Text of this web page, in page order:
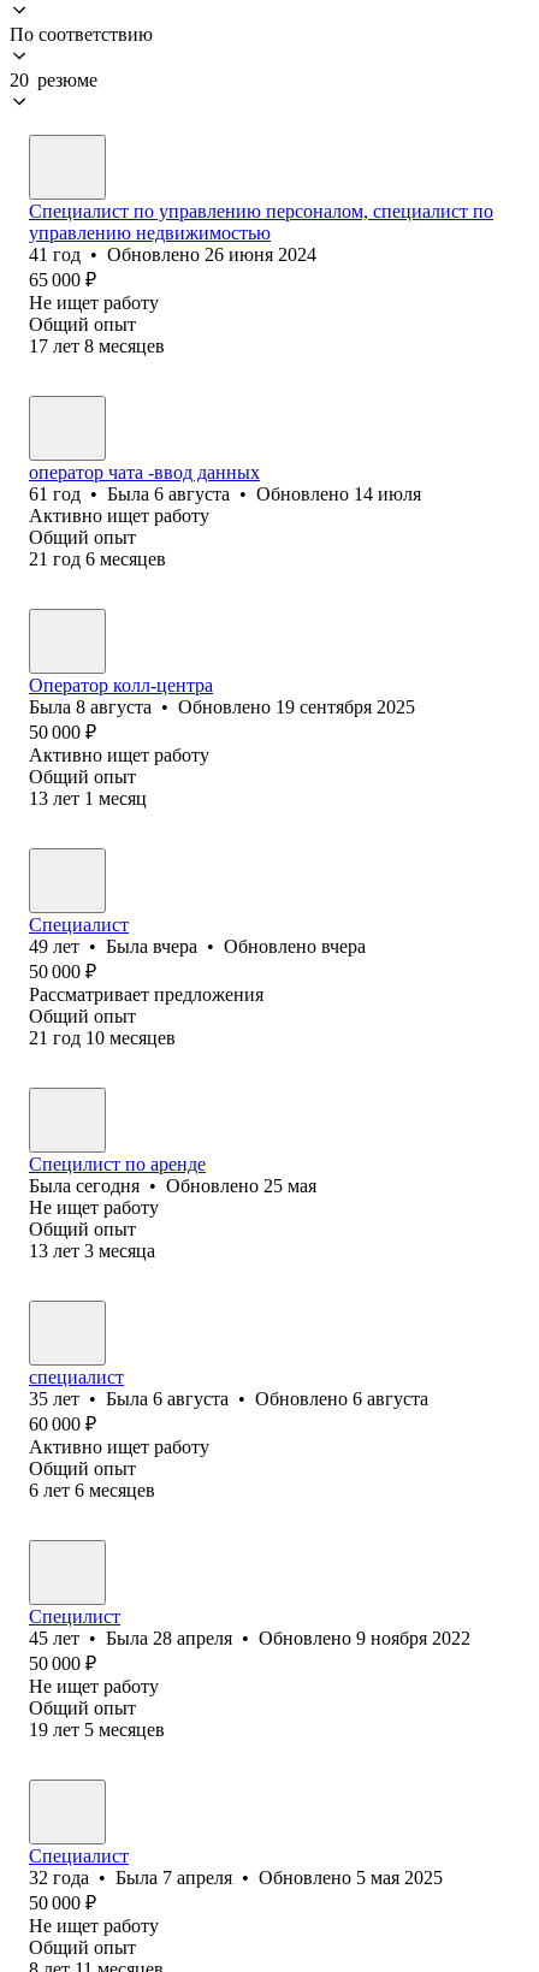
По соответствию
20 резюме
Специалист по управлению персоналом, специалист по
управлению недвижимостью
41 год • Обновлено 26 июня 2024
65 000 ₽
Не ищет работу
Общий опыт
17 лет 8 месяцев
оператор чата -ввод данных
61 год • Была 6 августа • Обновлено 14 июля
Активно ищет работу
Общий опыт
21 год 6 месяцев
Оператор колл-центра
Была 8 августа • Обновлено 19 сентября 2025
50 000 ₽
Активно ищет работу
Общий опыт
13 лет 1 месяц
Специалист
49 лет • Была вчера • Обновлено вчера
50 000 ₽
Рассматривает предложения
Общий опыт
21 год 10 месяцев
Специлист по аренде
Была сегодня • Обновлено 25 мая
Не ищет работу
Общий опыт
13 лет 3 месяца
специалист
35 лет • Была 6 августа • Обновлено 6 августа
60 000 ₽
Активно ищет работу
Общий опыт
6 лет 6 месяцев
Специлист
45 лет • Была 28 апреля • Обновлено 9 ноября 2022
50 000 ₽
Не ищет работу
Общий опыт
19 лет 5 месяцев
Специалист
32 года • Была 7 апреля • Обновлено 5 мая 2025
50 000 ₽
Не ищет работу
Общий опыт